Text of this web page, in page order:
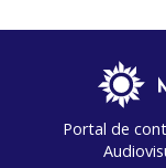
Portal de